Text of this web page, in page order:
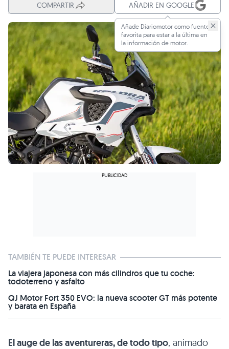
COMPARTIR AÑADIR EN GOOGLE
Añade Diariomotor como fuente
favorita para estar a la última en
la información de motor.
TAMBIÉN TE PUEDE INTERESAR
La viajera japonesa con más cilindros que tu coche:
todoterreno y asfalto
QJ Motor Fort 350 EVO: la nueva scooter GT más potente
y barata en España
El auge de las aventureras, de todo tipo, animado